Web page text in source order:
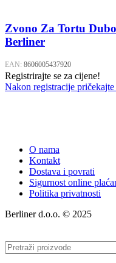
Zvono Za Tortu
Berliner
EAN: 8606005437920
Registrirajte se za cijene!
Nakon registracije
O nama
Kontakt
Dostava i povrati
Sigurnost online
Politika privatnosti
Berliner d.o.o. © 2025